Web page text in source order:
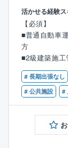
◎一生に一度
戸建て住宅
一度きりのか
ご要望、こだ
す。最終的に
う」という感
がいを感じら
”お客様がこ
加藤建設株式
「地域に必
工管理をお任
【具体的には
新築工事・営
の業務をお任
公共工事・民
現場をご担当
・安全管理
・施工管理
・発注者、
活かせる経験
【必須】
■普通自動車
方
■2級建築施
■建築施工管
【歓迎】
■工場（S造
のいずれか
# 長期出張なし
# 公共施設
#